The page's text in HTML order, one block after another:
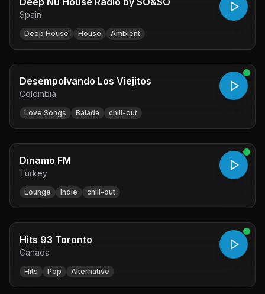
Spain
Deep House House Ambient
Desempolvando Los Viejitos
Colombia
Love Songs Balada chill-out
Dinamo FM
Turkey
Lounge Indie chill-out
Hits 93 Toronto
Canada
Hits Pop Alternative